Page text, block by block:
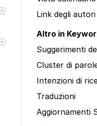
Link degli autori
Altro in
Suggerimenti
Cluster di
Intenzioni di
Traduzioni
Aggiornamenti